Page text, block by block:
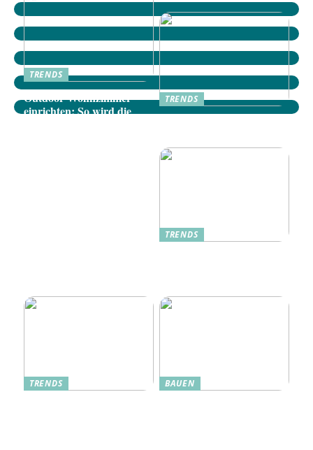
TRENDS
Outdoor-Wohnzimmer
einrichten: So wird die
TRENDS
TRENDS
TRENDS BAUEN